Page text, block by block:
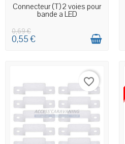
EN STOCK MAGASIN
Connecteur (T) 2 voies pour
bande a LED
0,69 €
0,55 €
favorite_border